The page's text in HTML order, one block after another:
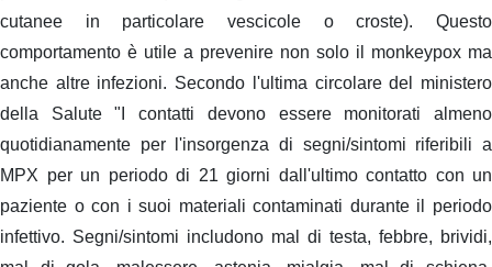
cutanee in particolare vescicole o croste). Questo
comportamento è utile a prevenire non solo il monkeypox ma
anche altre infezioni. Secondo l'ultima circolare del ministero
della Salute "I contatti devono essere monitorati almeno
quotidianamente per l'insorgenza di segni/sintomi riferibili a
MPX per un periodo di 21 giorni dall'ultimo contatto con un
paziente o con i suoi materiali contaminati durante il periodo
infettivo. Segni/sintomi includono mal di testa, febbre, brividi,